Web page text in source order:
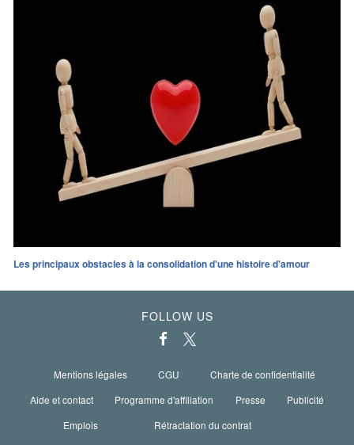
Les principaux obstacles à la consolidation d'une histoire d'amour
FOLLOW US
Mentions légales CGU
Charte de confidentialité
Aide et contact
Programme d'affiliation Presse
Publicité
Emplois
Rétractation du contrat